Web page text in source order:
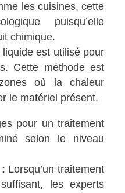
les cuisines, cette
puisqu’elle
chimique.
liquide est utilisé pour
Cette méthode est
où la chaleur
le matériel présent.
pour un traitement
selon le niveau
Lorsqu’un traitement
les experts